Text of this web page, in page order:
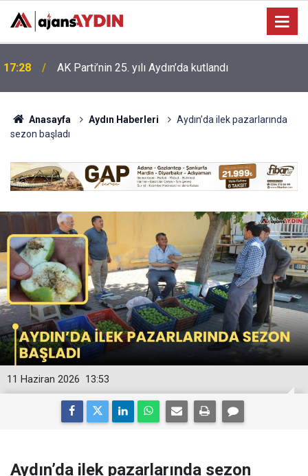
17:28 AK Parti’nin 25. yılı Aydın’da kutlandı
Anasayfa Aydın Haberleri
Aydın’da ilek pazarlarında
sezon başladı
13:53
11 Haziran 2026
Aydın’da ilek pazarlarında sezon